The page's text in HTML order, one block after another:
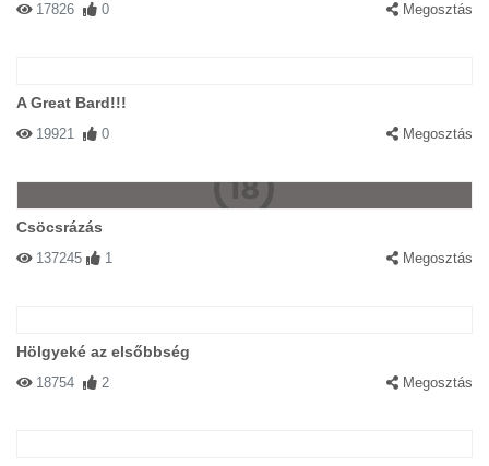
17826 0 Megosztás
A Great Bard!!!
19921 0 Megosztás
Csöcsrázás
137245 1 Megosztás
Hölgyeké az elsőbbség
18754 2 Megosztás